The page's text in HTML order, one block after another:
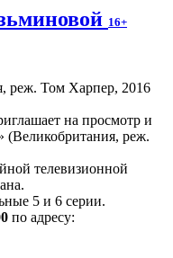
16+
на просмотр и
реж.
телевизионной
5 и 6 серии.
по адресу: